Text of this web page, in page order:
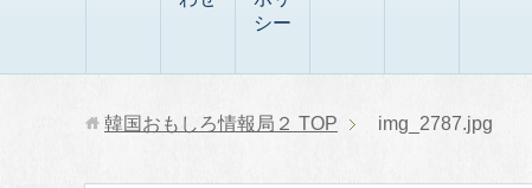
シー
韓国おもしろ情報局２ TOP img_2787.jpg